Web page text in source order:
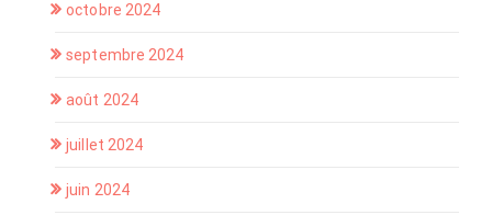
octobre 2024
septembre 2024
août 2024
juillet 2024
juin 2024